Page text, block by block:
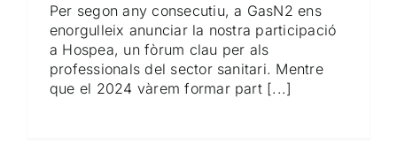
Per segon any consecutiu, a GasN2 ens
enorgulleix anunciar la nostra participació
a Hospea, un fòrum clau per als
professionals del sector sanitari. Mentre
que el 2024 vàrem formar part [...]